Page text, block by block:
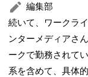
編集部
続いて、ワークラ
ンターメディアさ
ークで勤務されて
系を含めて、具体